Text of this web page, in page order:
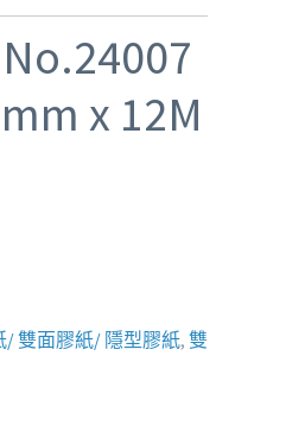
x 12M
/ 雙面膠紙/ 隱型膠紙, 雙